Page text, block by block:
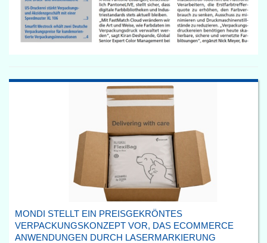
MONDI STELLT EIN PREISGEKRÖNTES
VERPACKUNGSKONZEPT VOR, DAS ECOMMERCE
ANWENDUNGEN DURCH LASERMARKIERUNG